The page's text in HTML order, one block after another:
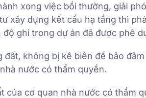
xong việc bồi thường, giải
xây dựng kết cấu hạ tầng thì
ghi trong dự án đã được phê
không bị kê biên để bảo
nước có thẩm quyền.
của cơ quan nhà nước có thẩm